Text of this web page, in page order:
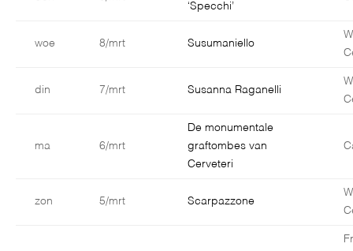
‘Specchi’
woe 8/mrt Susumaniello
din 7/mrt Susanna Raganelli
ma 6/mrt
De monumentale
graftombes van
Cerveteri
zon 5/mrt Scarpazzone